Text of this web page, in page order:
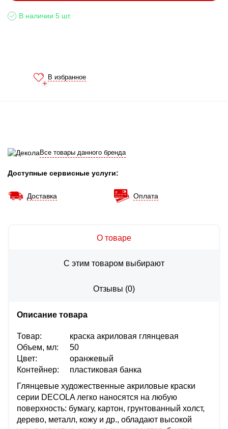
В наличии 5 шт.
В избранное
Все товары данного бренда
Доступные сервисные услуги:
Доставка Оплата
О товаре
С этим товаром выбирают
Отзывы (0)
Описание товара
Товар:
краска акриловая глянцевая
Объем, мл:
50
Цвет:
оранжевый
Контейнер:
пластиковая банка
Глянцевые художественные акриловые краски
серии DECOLA легко наносятся на любую
поверхность: бумагу, картон, грунтованный холст,
дерево, металл, кожу и др., обладают высокой